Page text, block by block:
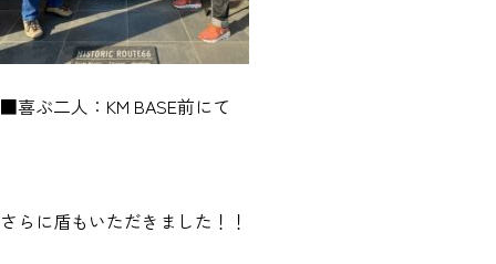
■喜ぶ二人：KM BASE前にて
さらに盾もいただきました！！